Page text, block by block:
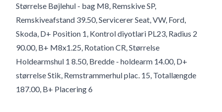
Størrelse Bøjlehul - bag M8, Remskive SP,
Remskiveafstand 39.50, Servicerer Seat, VW, Ford,
Skoda, D+ Position 1, Kontrol diyotlari PL23, Radius 2
90.00, B+ M8x1.25, Rotation CR, Størrelse
Holdearmshul 1 8.50, Bredde - holdearm 14.00, D+
størrelse Stik, Remstrammerhul plac. 15, Totallængde
187.00, B+ Placering 6